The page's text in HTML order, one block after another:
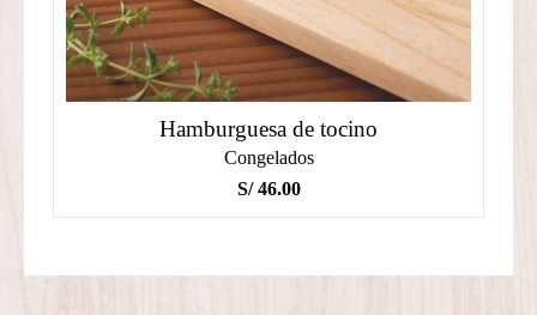
Hamburguesa de tocino
Congelados
S/46.00